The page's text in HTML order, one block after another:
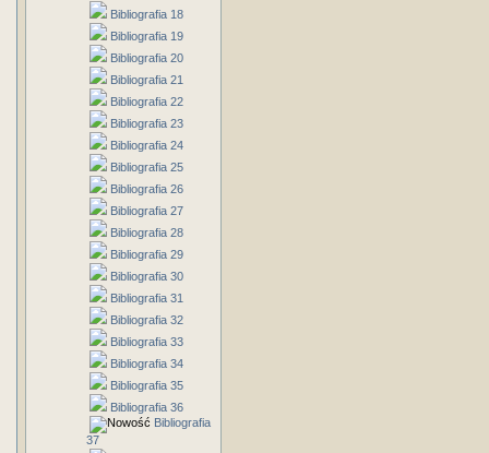
Bibliografia 18
Bibliografia 19
Bibliografia 20
Bibliografia 21
Bibliografia 22
Bibliografia 23
Bibliografia 24
Bibliografia 25
Bibliografia 26
Bibliografia 27
Bibliografia 28
Bibliografia 29
Bibliografia 30
Bibliografia 31
Bibliografia 32
Bibliografia 33
Bibliografia 34
Bibliografia 35
Bibliografia 36
Bibliografia
37